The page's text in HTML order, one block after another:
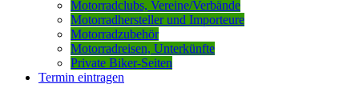
Motorradclubs, Vereine/Verbände
Motorradhersteller und Importeure
Motorradzubehör
Motorradreisen, Unterkünfte
Private Biker-Seiten
Termin eintragen